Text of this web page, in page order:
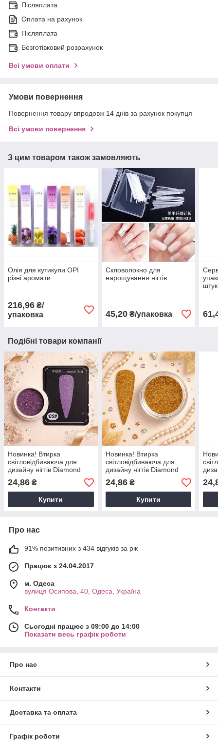
Післяплата
Оплата на рахунок
Післяплата
Безготівковий розрахунок
Всі умови оплати
Умови повернення
Повернення товару впродовж 14 днів за рахунок покупця
Всі умови повернення
З цим товаром також замовляють
Олія для кутикули OPI
різні аромати
216,96 ₴/
упаковка
Скловолокно для
нарощування нігтів
45,20₴/упаковка
Подібні товари компанії
Новинка! Втирка
світловідбиваюча для
дизайну нігтів Diamond
24,86 ₴
Купити
Новинка! Втирка
світловідбиваюча для
дизайну нігтів Diamond
24,86₴
Купити
Про нас
91% позитивних з 434 відгуків за рік
Працює з 24.04.2017
м. Одеса
вулиця Осипова, 40, Одеса, Україна
Контакти
Сьогодні працює з 09:00 до 14:00
Показати весь графік роботи
Про нас
Контакти
Доставка та оплата
Графік роботи